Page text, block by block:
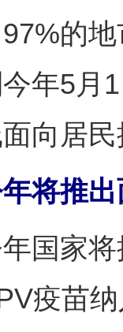
的
年5月
向居
推出
家将
疫苗